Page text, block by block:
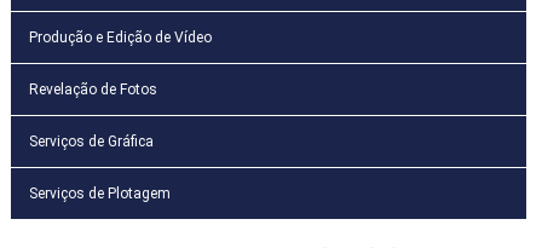
Produção e Edição de Vídeo
Revelação de Fotos
Serviços de Gráfica
Serviços de Plotagem